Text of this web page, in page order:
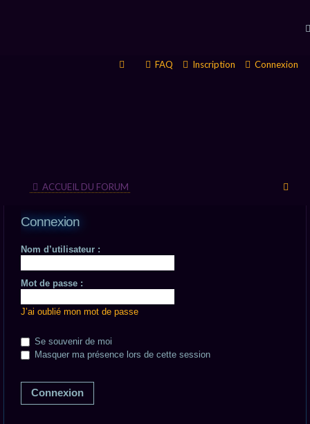
Connexion
Inscription
FAQ
ACCUEIL DU FORUM
Connexion
Nom d’utilisateur :
Mot de passe :
J’ai oublié mon mot de passe
Se souvenir de moi
Masquer ma présence lors de cette session